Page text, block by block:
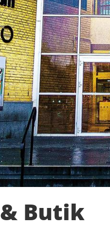
& Butik